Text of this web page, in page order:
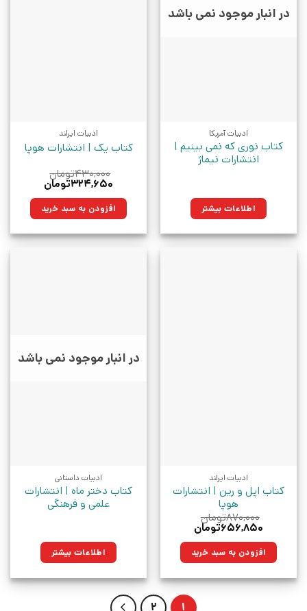
در انبار موجود نمی باشد
ادبیات آمریکا
کتاب نوری که نمی بینیم |
انتشارات نیماژ
اطلاعات بیشتر
ادبیات ایرلند
کتاب یک | انتشارات هوپا
۴۳۰,۰۰۰تومان
قیمت
۴۳۰,۰۰۰تومان
بود.
۳۲۴,۶۵۰تومان
۳۲۴,۶۵۰تومان.افزودن به سبد خرید
ادبیات ایرلند
کتاب اپل و رین | انتشارات
هوپا
۸۷۰,۰۰۰تومان
قیمت
۸۷۰,۰۰۰تومان
بود.
۶۵۶,۸۵۰تومان
۶۵۶,۸۵۰تومان.افزودن به سبد خرید
در انبار موجود نمی باشد
ادبیات داستانی
کتاب دختر ماه | انتشارات
علمی و فرهنگی
اطلاعات بیشتر
1
2